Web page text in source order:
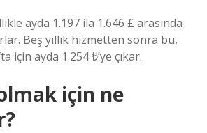
ayda 1.197 ila 1.646 £ arasında
Beş yıllık hizmetten sonra bu,
için ayda 1.254 ₺’ye çıkar.
için ne